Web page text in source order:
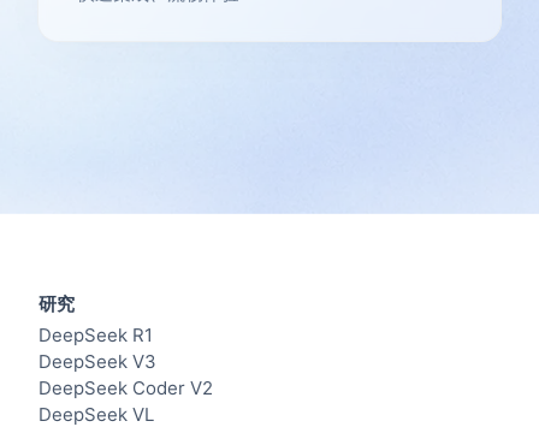
研究
DeepSeek R1
DeepSeek V3
DeepSeek Coder V2
DeepSeek VL